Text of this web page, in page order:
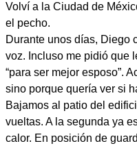
Volví a la Ciudad de
el pecho.
Durante unos días, Diego
voz. Incluso me pidió que
“para ser mejor esposo”.
sino porque quería ver si
Bajamos al patio del
vueltas. A la segunda ya
calor. En posición de